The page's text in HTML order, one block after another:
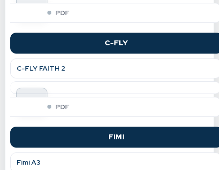
indir
PDF
C-FLY
C-FLY FAITH 2
indir
PDF
FIMI
Fimi A3